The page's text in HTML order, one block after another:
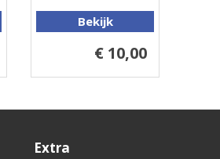
Bekijk
€ 10,00
Extra